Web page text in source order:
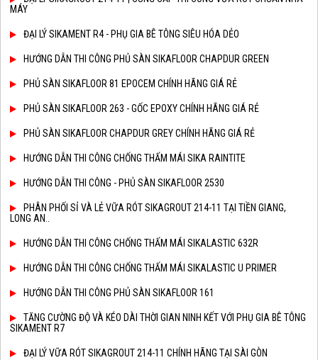
MÁY
ĐẠI LÝ SIKAMENT R4 - PHỤ GIA BÊ TÔNG SIÊU HÓA DẺO
HƯỚNG DẪN THI CÔNG PHỦ SÀN SIKAFLOOR CHAPDUR GREEN
PHỦ SÀN SIKAFLOOR 81 EPOCEM CHÍNH HÃNG GIÁ RẺ
PHỦ SÀN SIKAFLOOR 263 - GỐC EPOXY CHÍNH HÃNG GIÁ RẺ
PHỦ SÀN SIKAFLOOR CHAPDUR GREY CHÍNH HÃNG GIÁ RẺ
HƯỚNG DẪN THI CÔNG CHỐNG THẤM MÁI SIKA RAINTITE
HƯỚNG DẪN THI CÔNG - PHỦ SÀN SIKAFLOOR 2530
PHÂN PHỐI SỈ VÀ LẺ VỮA RÓT SIKAGROUT 214-11 TẠI TIỀN GIANG,
LONG AN..
HƯỚNG DẪN THI CÔNG CHỐNG THẤM MÁI SIKALASTIC 632R
HƯỚNG DẪN THI CÔNG CHỐNG THẤM MÁI SIKALASTIC U PRIMER
HƯỚNG DẪN THI CÔNG PHỦ SÀN SIKAFLOOR 161
TĂNG CƯỜNG ĐỘ VÀ KÉO DÀI THỜI GIAN NINH KẾT VỚI PHỤ GIA BÊ TÔNG
SIKAMENT R7
ĐẠI LÝ VỮA RÓT SIKAGROUT 214-11 CHÍNH HÃNG TẠI SÀI GÒN